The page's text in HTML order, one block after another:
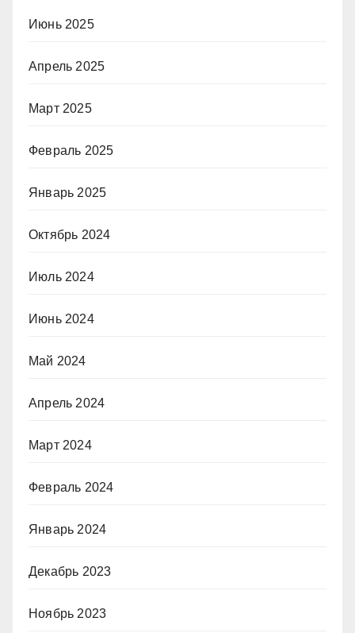
Июнь 2025
Апрель 2025
Март 2025
Февраль 2025
Январь 2025
Октябрь 2024
Июль 2024
Июнь 2024
Май 2024
Апрель 2024
Март 2024
Февраль 2024
Январь 2024
Декабрь 2023
Ноябрь 2023